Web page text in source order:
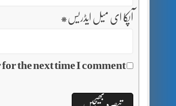
آپکا ای میل ایڈریس *
the next time I comment.